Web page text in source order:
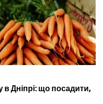
в Дніпрі: що посадити,